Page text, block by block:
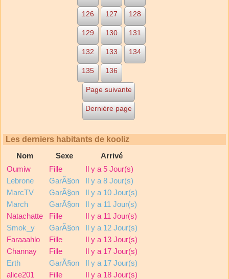
126 127 128
129 130 131
132 133 134
135 136
Page suivante
Dernière page
Les derniers habitants de kooliz
Nom
Sexe
Arrivé
Oumiw
Fille
Il y a 5 Jour(s)
Lebrone
GarÃ§on
Il y a 8 Jour(s)
MarcTV
GarÃ§on
Il y a 10 Jour(s)
March
GarÃ§on
Il y a 11 Jour(s)
Natachatte
Fille
Il y a 11 Jour(s)
Smok_y
GarÃ§on
Il y a 12 Jour(s)
Faraaahlo
Fille
Il y a 13 Jour(s)
Channay
Fille
Il y a 17 Jour(s)
Erth
GarÃ§on
Il y a 17 Jour(s)
alice201
Fille Il y a 18 Jour(s)